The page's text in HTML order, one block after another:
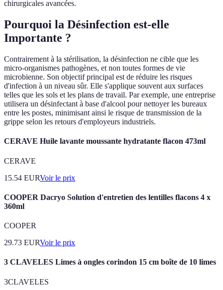
chirurgicales avancées.
Pourquoi la Désinfection est-elle
Importante ?
Contrairement à la stérilisation, la désinfection ne cible que les
micro-organismes pathogènes, et non toutes formes de vie
microbienne. Son objectif principal est de réduire les risques
d'infection à un niveau sûr. Elle s'applique souvent aux surfaces
telles que les sols et les plans de travail. Par exemple, une entreprise
utilisera un désinfectant à base d'alcool pour nettoyer les bureaux
entre les postes, minimisant ainsi le risque de transmission de la
grippe selon les retours d'employeurs industriels.
CERAVE Huile lavante moussante hydratante flacon 473ml
CERAVE
15.54 EURVoir le prix
COOPER Dacryo Solution d'entretien des lentilles flacons 4 x
360ml
COOPER
29.73 EURVoir le prix
3 CLAVELES Limes à ongles corindon 15 cm boîte de 10 limes
3CLAVELES